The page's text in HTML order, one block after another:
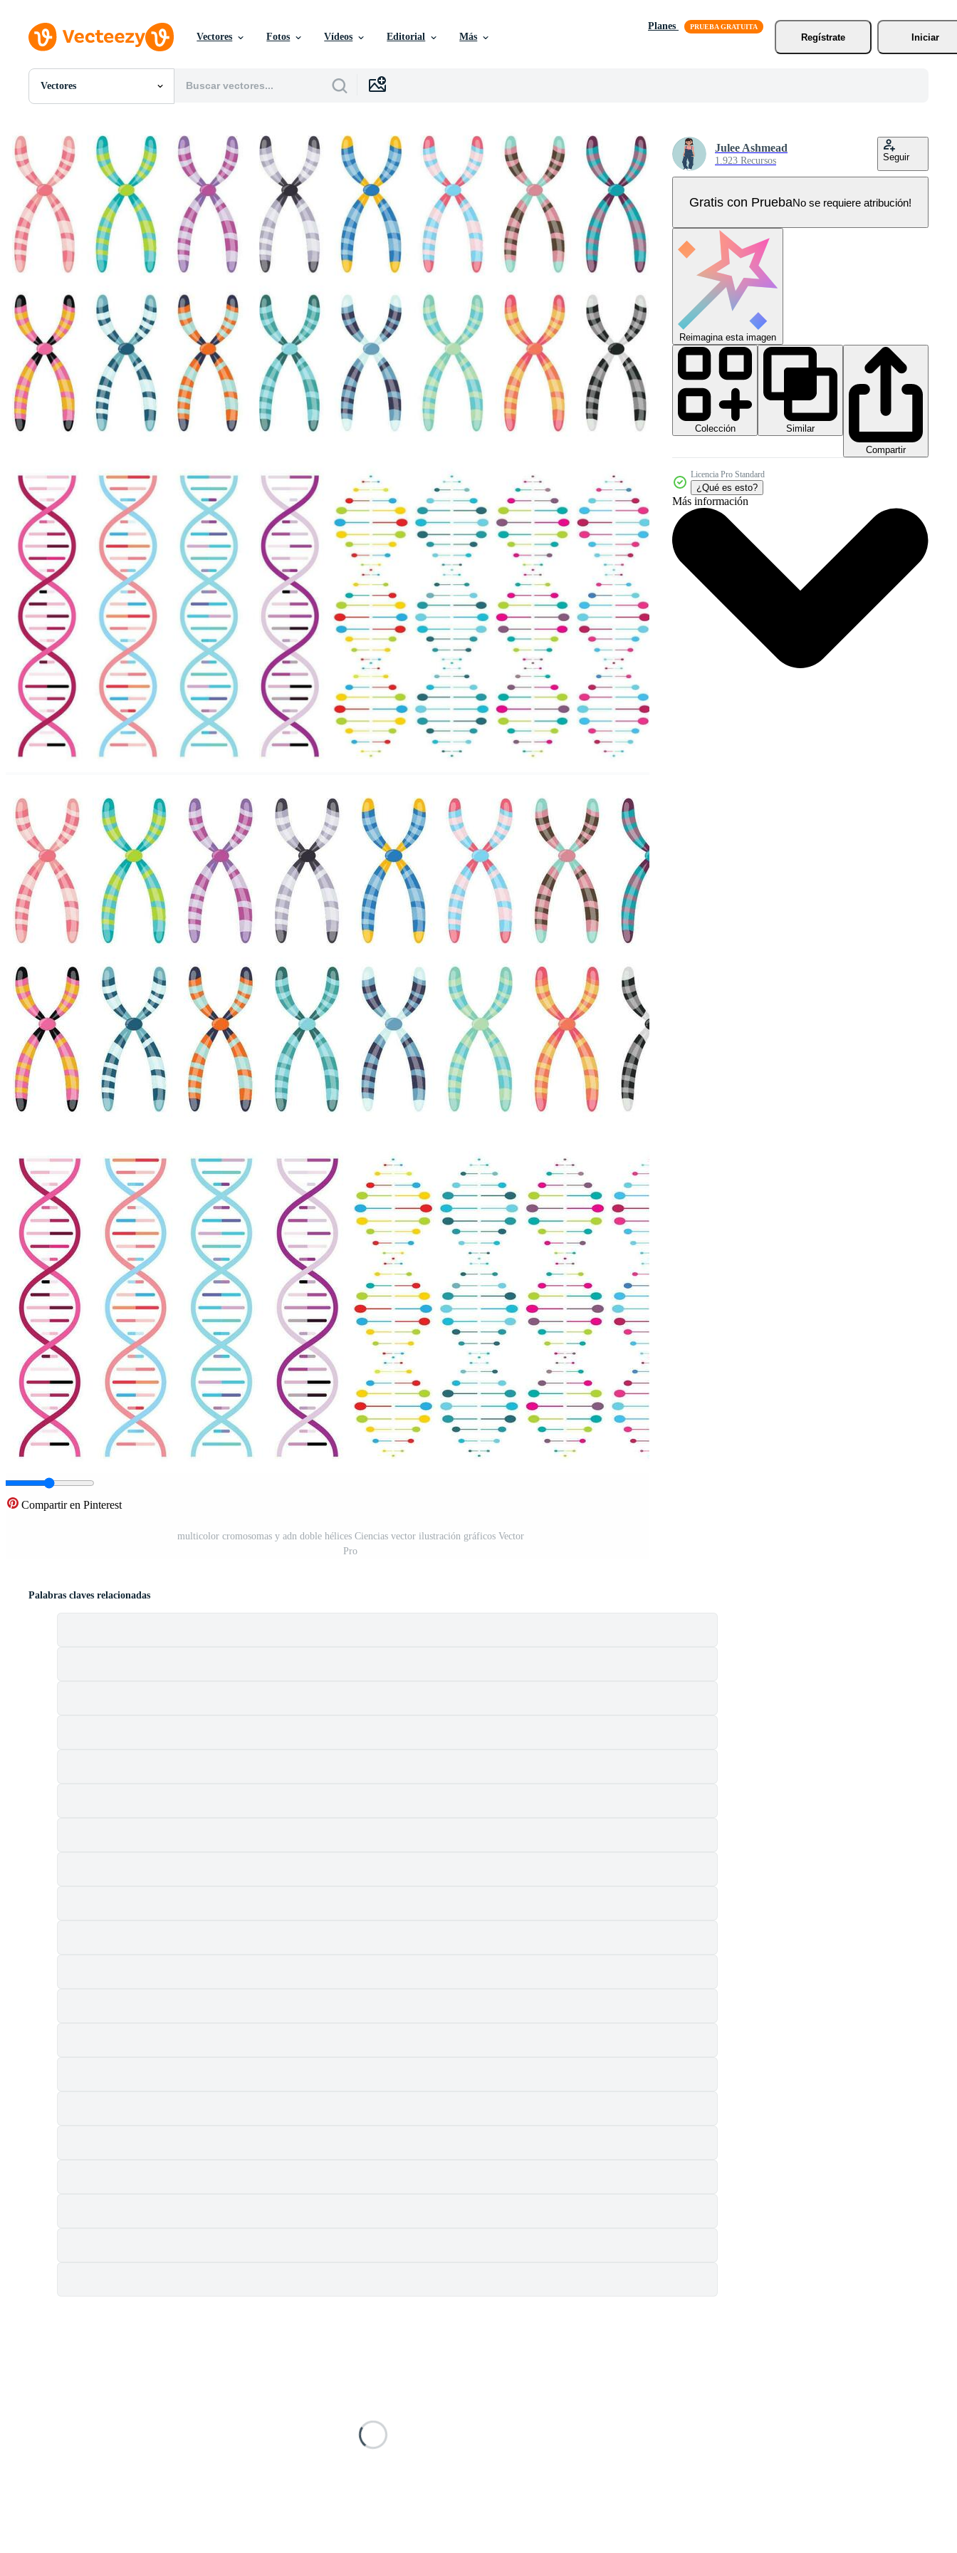
Vectores Fotos Vídeos Editorial Más
Planes
Regístrate
Iniciar
Vectores
Todas Imágenes
PNGs
PSDs
SVGs
Plantillas
Videos
Gráficos en Movimiento
Imágenes Editoriales
Eventos Editoriales
Compartir en Pinterest
multicolor cromosomas y adn doble hélices Ciencias vector ilustración gráficos Vector
Pro
Julee Ashmead
1.923 Recursos Seguir
Gratis con PruebaNo se requiere atribución!
Reimagina esta imagen
Colección
Similar
Compartir
Licencia Pro Standard
¿Qué es esto?
Más información
Palabras claves relacionadas